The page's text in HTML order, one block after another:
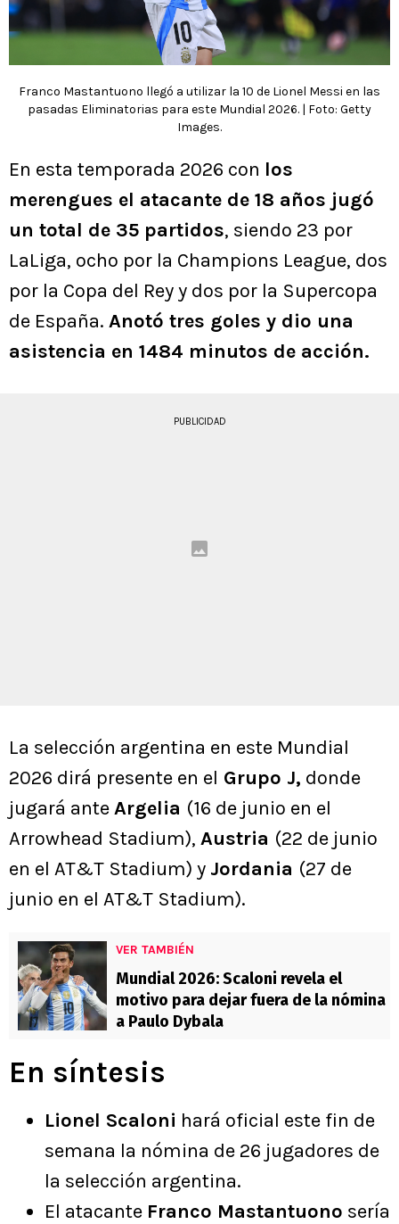
Franco Mastantuono llegó a utilizar la 10 de Lionel Messi en las
pasadas Eliminatorias para este Mundial 2026. | Foto: Getty
Images.
En esta temporada 2026 con los
merengues el atacante de 18 años jugó
un total de 35 partidos, siendo 23 por
LaLiga, ocho por la Champions League, dos
por la Copa del Rey y dos por la Supercopa
de España. Anotó tres goles y dio una
asistencia en 1484 minutos de acción.
PUBLICIDAD
La selección argentina en este Mundial
2026 dirá presente en el Grupo J, donde
jugará anteArgelia (16 de junio en el
Arrowhead Stadium), Austria (22 de junio
en el AT&T Stadium) y Jordania (27 de
junio en el AT&T Stadium).
VER TAMBIÉN
Mundial 2026: Scaloni revela el
motivo para dejar fuera de la nómina
a Paulo Dybala
En síntesis
Lionel Scaloni hará oficial este fin de
semana la nómina de 26 jugadores de
la selección argentina.
El atacante Franco Mastantuono sería